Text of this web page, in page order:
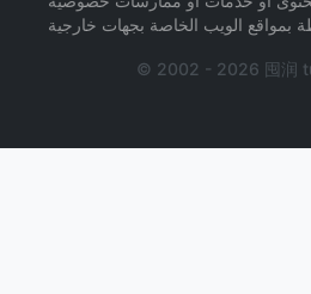
© 2002 - 2026 囤润